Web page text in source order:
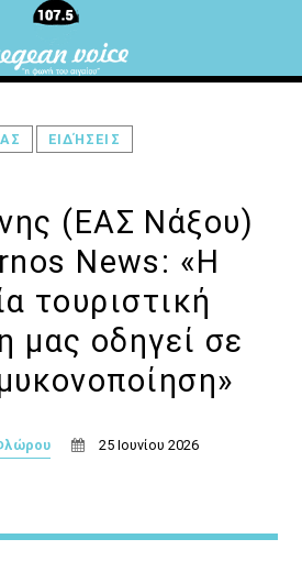
ΕΙΔΉΣΕΙΣ
(ΕΑΣ Νάξου)
News: «Η
τουριστική
μας οδηγεί σε
25 Ιουνίου 2026